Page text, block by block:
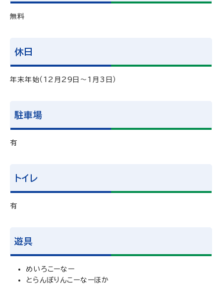
無料
休日
年末年始（12月29日～1月3日）
駐車場
有
トイレ
有
遊具
めいろこーなー
とらんぽりんこーなーほか